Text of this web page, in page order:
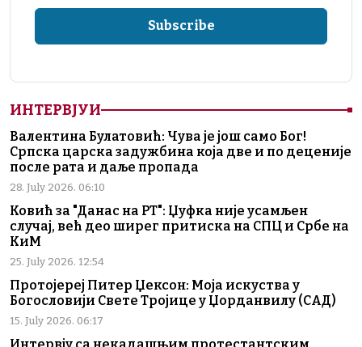
ИНТЕРВЈУИ
Валентина Булатовић: Чува је још само Бог!
Српска царска задужбина која две и по деценије
после рата и даље пропада
28. July 2026. 06:10
Ковић за "Данас на РТ": Џуфка није усамљен
случај, већ део ширег притиска на СПЦ и Србе на
КиМ
25. July 2026. 12:54
Протојереј Питер Џексон: Моја искуства у
Богословији Свете Тројице у Џорданвилу (САД)
15. July 2026. 06:17